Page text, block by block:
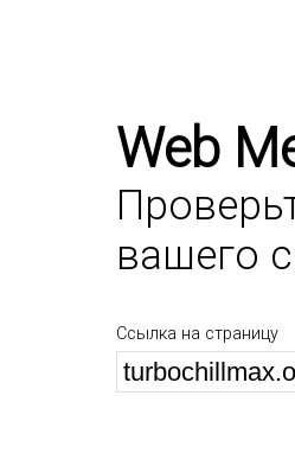
Web
вашего
Ссылка на страницу